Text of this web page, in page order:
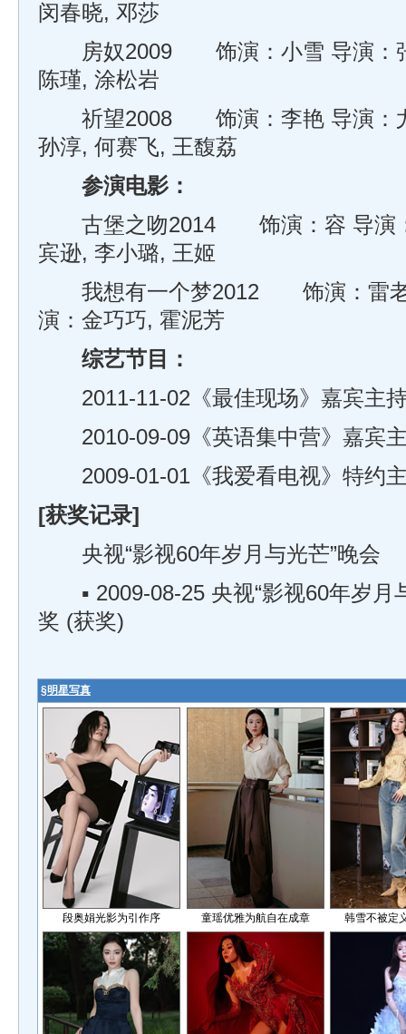
闵春晓, 邓莎
房奴2009 饰演：小雪 导演：张
陈瑾, 涂松岩
祈望2008 饰演：李艳 导演：尤
孙淳, 何赛飞, 王馥荔
参演电影：
古堡之吻2014 饰演：容 导演：
宾逊, 李小璐, 王姬
我想有一个梦2012 饰演：雷老
演：金巧巧, 霍泥芳
综艺节目：
2011-11-02《最佳现场》嘉宾主
2010-09-09《英语集中营》嘉宾
2009-01-01《我爱看电视》特约
[获奖记录]
央视“影视60年岁月与光芒”晚会
▪ 2009-08-25 央视“影视60年岁月
奖 (获奖)
§明星写真
段奥娟光影为引作序 童瑶优雅为航自在成章 韩雪不被定